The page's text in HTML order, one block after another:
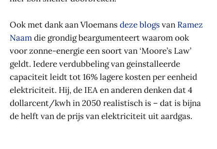
Ook met dank aan Vloemansdeze blogsvan Ramez
Naamdie grondig beargumenteert waarom ook
voor zonne-energie een soort van ‘Moore’s Law’
geldt. Iedere verdubbeling van geinstalleerde
capaciteit leidt tot 16% lagere kosten per eenheid
elektriciteit. Hij, de IEA en anderen denken dat 4
dollarcent/kwh in 2050 realistisch is – dat is bijna
de helft van de prijs van elektriciteit uit aardgas.